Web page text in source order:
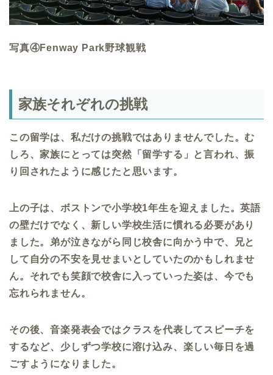
写真④Fenway Park野球観戦
家族それぞれの挑戦
この留学は、私だけの挑戦ではありませんでした。む
しろ、家族にとっては突然「留学する」と言われ、振
り回されたように感じたと思います。
上の子は、ボストンで小学校1年生を迎えました。英語
の壁だけでなく、新しい学校生活に慣れる必要があり
ました。弟が泣きながら同じ校舎に向かう中で、兄と
して自分の不安を見せまいとしていたのかもしれませ
ん。それでも笑顔で校舎に入っていった姿は、今でも
忘れられません。
その後、音楽発表会ではクラスを代表してスピーチを
するなど、少しずつ学校に溶け込み、楽しい毎日を過
ごすようになりました。